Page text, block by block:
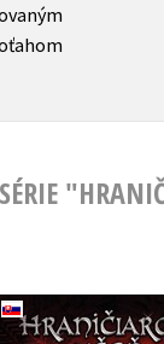
Hraničiarov
Kniha druhá -